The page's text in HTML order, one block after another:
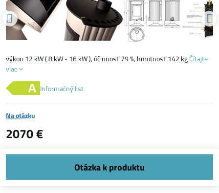
výkon 12 kW ( 8 kW - 16 kW ), účinnosť 79 %, hmotnosť 142 kgČítajte
viac
Informačný list
Na otázku
2070 €